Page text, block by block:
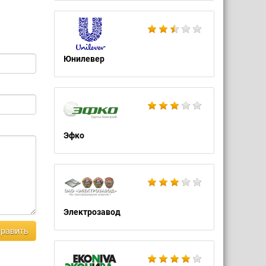
Юнилевер
Эфко
Электрозавод